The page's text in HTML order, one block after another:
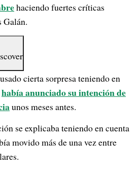
haciendo fuertes críticas
Galán.
cierta sorpresa teniendo en
había anunciado su intención de
unos meses antes.
se explicaba teniendo en cuenta
movido más de una vez entre